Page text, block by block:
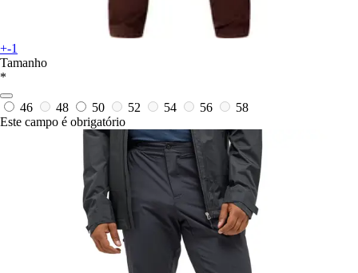
+-1
Tamanho
*
46 48 50 52 54 56
58
Este campo é obrigatório